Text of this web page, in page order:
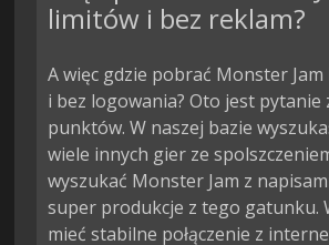
limitów i bez reklam?
A więc gdzie pobrać Monster
i bez logowania? Oto jest pytanie
punktów. W naszej bazie
wiele innych gier ze
wyszukać Monster Jam z
super produkcje z tego gatunku.
mieć stabilne połączenie z